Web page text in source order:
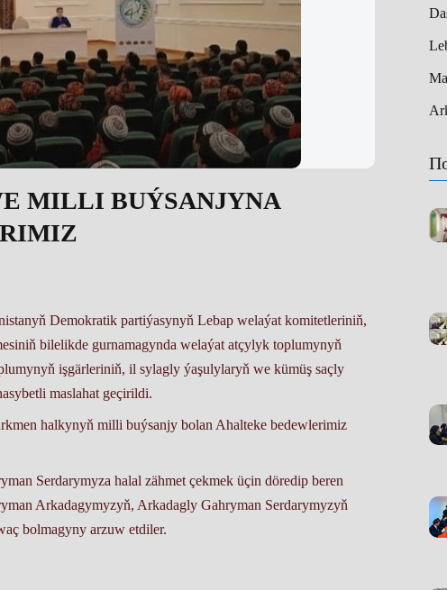
MILLI BUÝSANJYNA
Demokratik partiýasynyň Lebap welaýat komitetleriniň,
bilelikde gurnamagynda welaýat atçylyk toplumynyň
işgärleriniň, il sylagly ýaşulylaryň we kümüş saçly
maslahat geçirildi.
halkynyň milli buýsanjy bolan Ahalteke bedewlerimiz
Serdarymyza halal zähmet çekmek üçin döredip beren
Arkadagymyzyň, Arkadagly Gahryman Serdarymyzyň
bolmagyny arzuw etdiler.